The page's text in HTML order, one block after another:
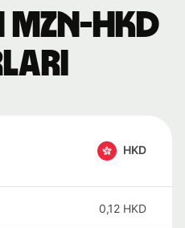
HKD
HKD
0,12 HKD